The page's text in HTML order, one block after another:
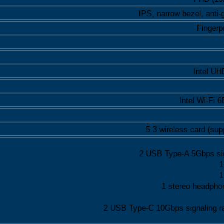
IPS, narrow bezel,
Intel
Intel Wi-Fi
5.3 wireless card
2 USB Type-A 5Gbps
1 stereo
2 USB Type-C 10Gbps signaling